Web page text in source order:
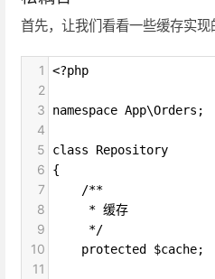
首先，让我们看看一些缓存实现
1 <?php
2
3
namespace App\Orders;
4
5
class Repository
6 {
7
    /**
8
     * 缓存
9
     */
10
    protected $cache;
11